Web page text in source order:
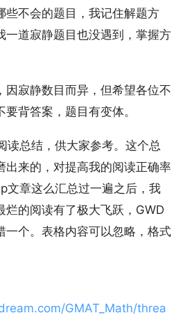
些不会的题目，我记住解题方
一道寂静题目也没遇到，掌握方
因寂静数目而异，但希望各位不
背答案，题目有变体。
读总结，供大家参考。这个总
出来的，对提高我的阅读正确率
文章这么汇总过一遍之后，我
烂的阅读有了极大飞跃，GWD
一个。表格内容可以忽略，格式
GMAT_Math/threa